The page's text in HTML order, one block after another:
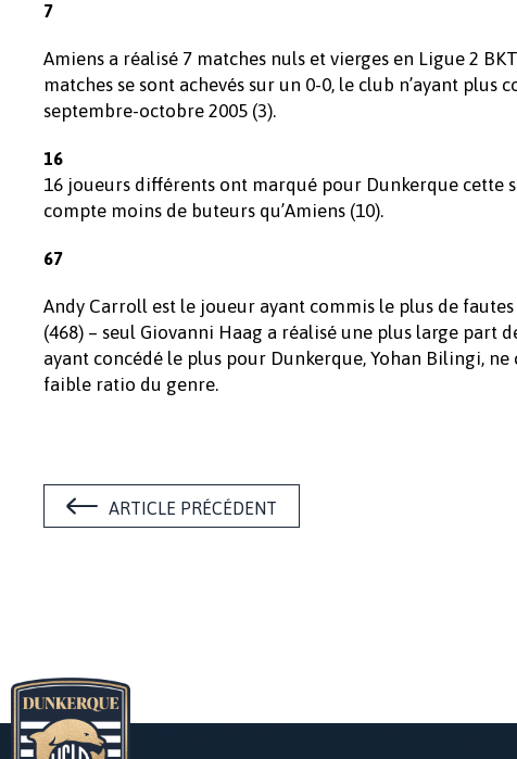
7
Amiens a réalisé 7 matches nuls et vierges en Ligue 2
matches se sont achevés sur un 0-0, le club n’ayant
septembre-octobre 2005 (3).
16
16 joueurs différents ont marqué pour Dunkerque cette
compte moins de buteurs qu’Amiens (10).
67
Andy Carroll est le joueur ayant commis le plus de fautes
(468) – seul Giovanni Haag a réalisé une plus large part
ayant concédé le plus pour Dunkerque, Yohan Bilingi,
faible ratio du genre.
ARTICLE PRÉCÉDENT